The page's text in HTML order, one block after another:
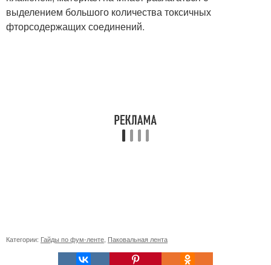
выделением большого количества токсичных
фторсодержащих соединений.
Категории: Гайды по фум-ленте Паковальная лента